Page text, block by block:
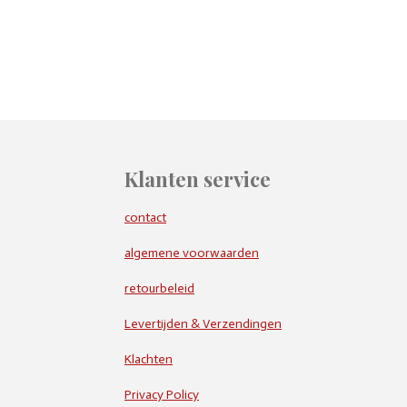
Klanten service
contact
algemene voorwaarden
retourbeleid
Levertijden & Verzendingen
Klachten
Privacy Policy